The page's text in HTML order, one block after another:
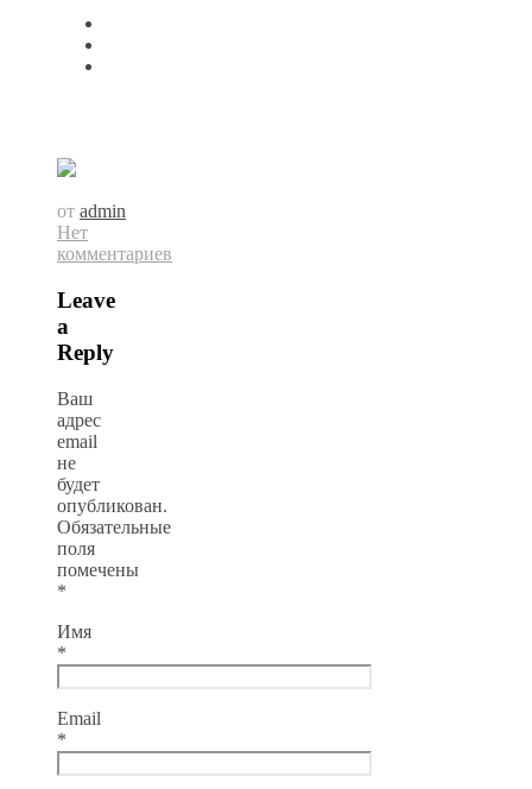
от admin
Нет
комментариев
Leave
a
Reply
Ваш
адрес
email
не
будет
опубликован.
Обязательные
поля
помечены
*
Имя
*
Email
*